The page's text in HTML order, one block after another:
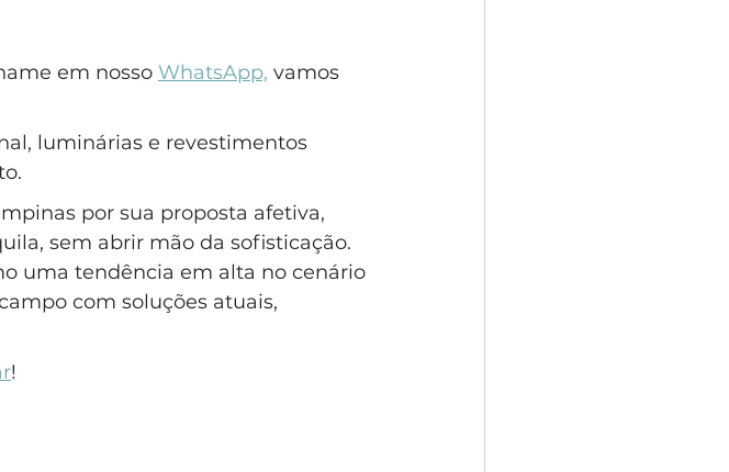
em nosso WhatsApp, vamos
luminárias e revestimentos
por sua proposta afetiva,
sem abrir mão da sofisticação.
uma tendência em alta no cenário
com soluções atuais,
!